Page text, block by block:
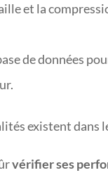
et la
de données
existent dans
vérifier ses